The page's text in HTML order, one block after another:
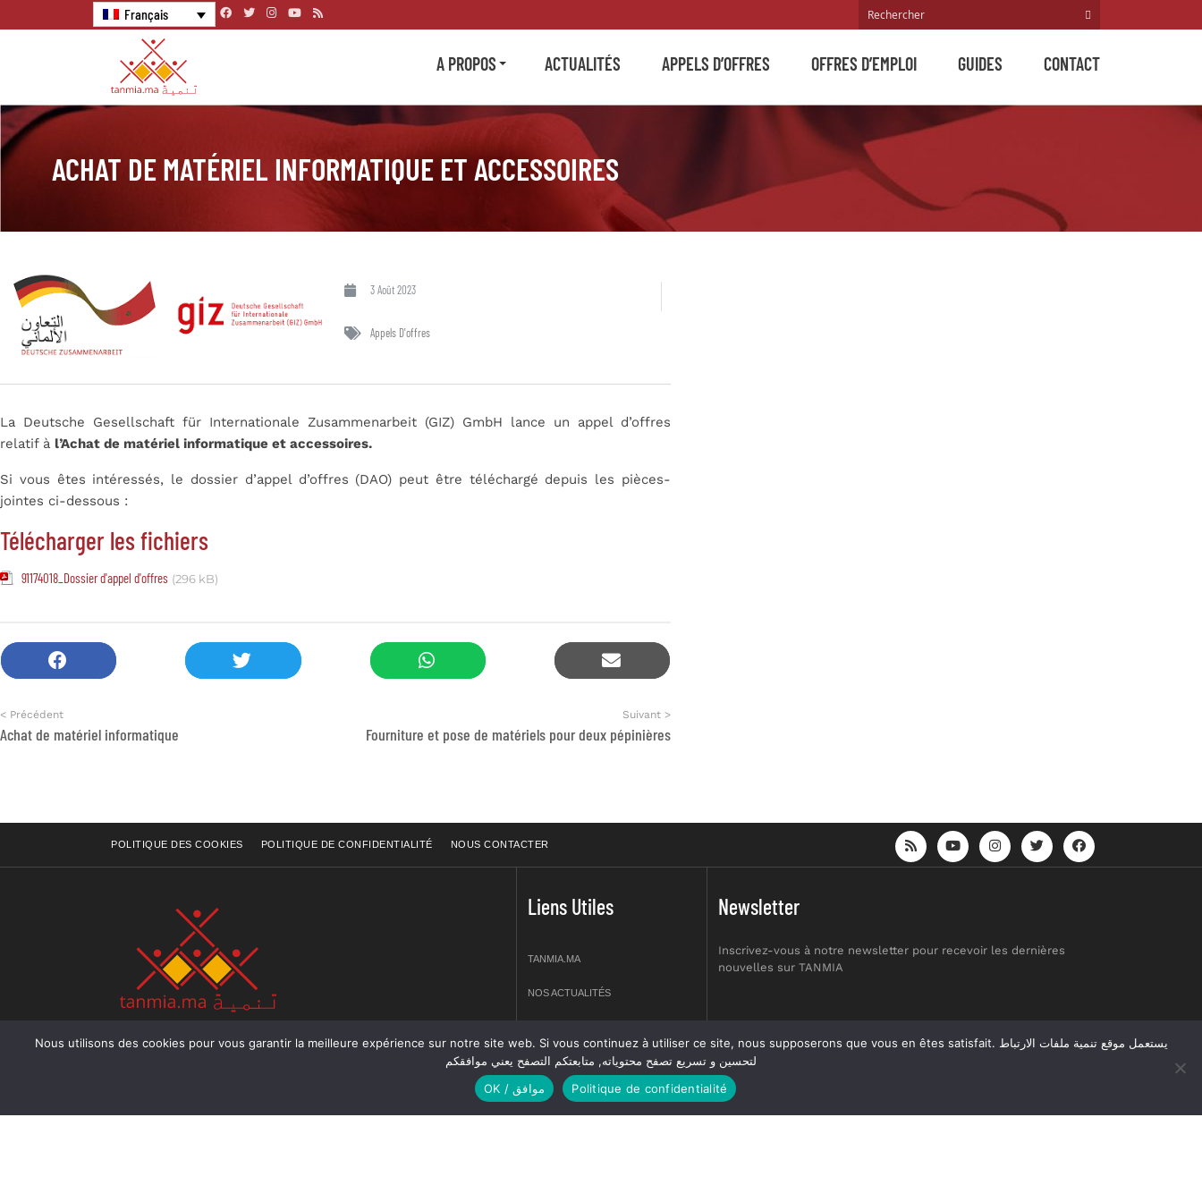
Français
A PROPOS ACTUALITÉS APPELS D’OFFRES OFFRES D’EMPLOI GUIDES CONTACT
ACHAT DE MATÉRIEL INFORMATIQUE ET ACCESSOIRES
3 Août 2023
Appels D'offres
La Deutsche Gesellschaft für Internationale Zusammenarbeit (GIZ) GmbH lance un appel d’offres
relatif à l’Achat de matériel informatique et accessoires.
Si vous êtes intéressés, le dossier d’appel d’offres (DAO) peut être téléchargé depuis les pièces-
jointes ci-dessous :
Télécharger les fichiers
91174018_Dossier d'appel d'offres (296 kB)
< Précédent
Achat de matériel informatique
Suivant >
Fourniture et pose de matériels pour deux pépinières
POLITIQUE DES COOKIES POLITIQUE DE CONFIDENTIALITÉ NOUS CONTACTER
Rue Raiss Achour, Résidence Badr A, ler étage, Apprt NO 2,
Liens Utiles
TANMIA.MA
NOS ACTUALITÉS
OFFRES D’EMPLOI
GUIDES
Newsletter
Inscrivez-vous à notre newsletter pour recevoir les dernières
nouvelles sur TANMIA
Nous utilisons des cookies pour vous garantir la meilleure expérience sur notre site web. Si vous continuez à utiliser ce site, nous supposerons que vous en êtes satisfait. يستعمل موقع تنمية ملفات الارتباط
لتحسين و تسريع تصفح محتوياته, متابعتكم التصفح يعني موافقكم
OK / موافق
Politique de confidentialité